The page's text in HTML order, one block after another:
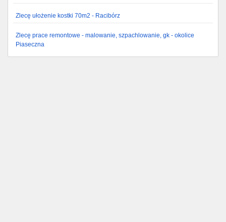
Zlecę ułożenie kostki 70m2 - Racibórz
Zlecę prace remontowe - malowanie, szpachlowanie, gk - okolice
Piaseczna